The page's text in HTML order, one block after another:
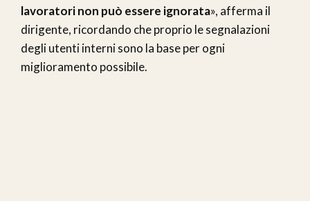
lavoratori non può essere ignorata», afferma il
dirigente, ricordando che proprio le segnalazioni
degli utenti interni sono la base per ogni
miglioramento possibile.